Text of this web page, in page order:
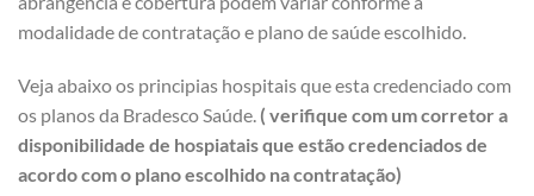
modalidade de contratação e plano de saúde escolhido.
Veja abaixo os principias hospitais que esta credenciado com
os planos da Bradesco Saúde. ( verifique com um corretor a
disponibilidade de hospiatais que estão credenciados de
acordo com o plano escolhido na contratação)